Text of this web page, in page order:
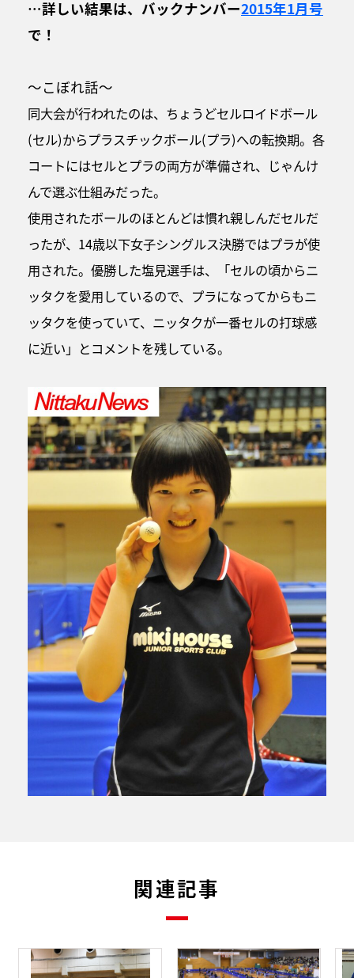
…詳しい結果は、バックナンバー2015年1月号
で！
～こぼれ話～
同大会が行われたのは、ちょうどセルロイドボール
(セル)からプラスチックボール(プラ)への転換期。各
コートにはセルとプラの両方が準備され、じゃんけ
んで選ぶ仕組みだった。
使用されたボールのほとんどは慣れ親しんだセルだ
ったが、14歳以下女子シングルス決勝ではプラが使
用された。優勝した塩見選手は、「セルの頃からニ
ッタクを愛用しているので、プラになってからもニ
ッタクを使っていて、ニッタクが一番セルの打球感
に近い」とコメントを残している。
関連記事